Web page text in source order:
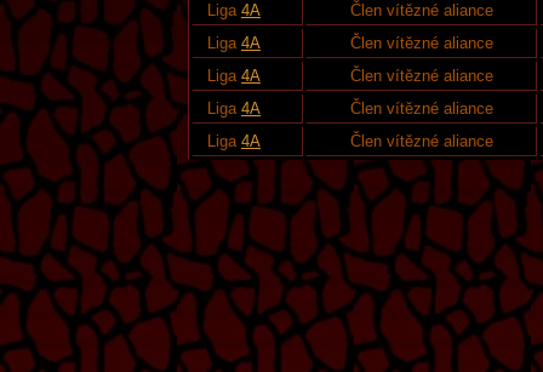
Liga 4A
Člen vítězné aliance
Liga 4A
Člen vítězné aliance
Liga 4A
Člen vítězné aliance
Liga 4A
Člen vítězné aliance
Liga 4A Člen vítězné aliance